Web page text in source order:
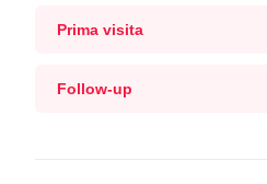
Prima visita
Follow-up